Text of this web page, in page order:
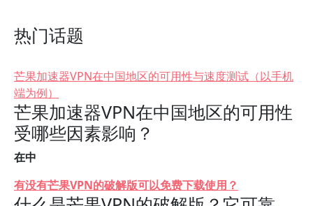
热门话题
芒果加速器VPN在中国地区的可用性与速度测试（以手机
端为例）
芒果加速器VPN在中国地区的可用性
受哪些因素影响？
在中
有没有芒果VPN的破解版可以免费下载使用？